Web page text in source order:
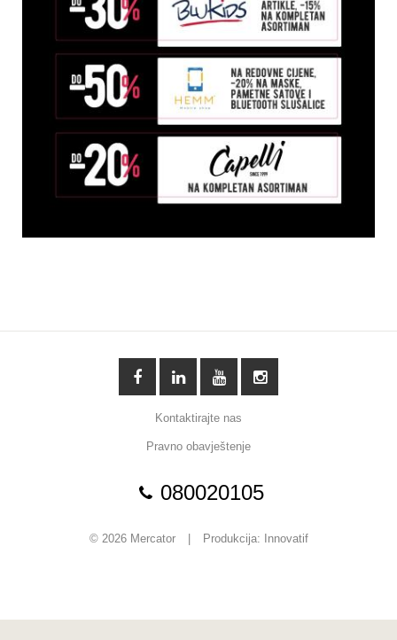
Kontaktirajte nas
Pravno obavještenje
080020105
© 2026 Mercator Produkcija: Innovatif